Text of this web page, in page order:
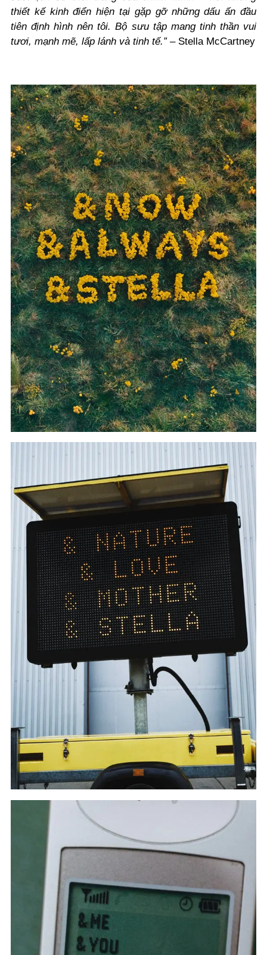
thiết kế kinh điển hiện tại gặp gỡ những dấu ấn đầu
tiên định hình nên tôi. Bộ sưu tập mang tinh thần vui
tươi, mạnh mẽ, lấp lánh và tinh tế.” – Stella McCartney